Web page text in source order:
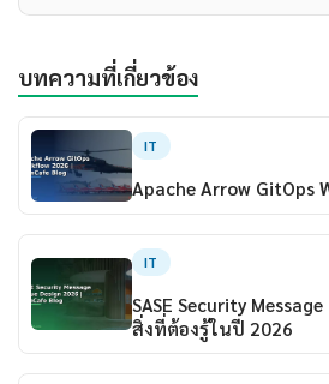
บทความที่เกี่ยวข้อง
IT
Apache Arrow GitOps
IT
SASE Security
สิ่งที่ต้องรู้ในปี 2026